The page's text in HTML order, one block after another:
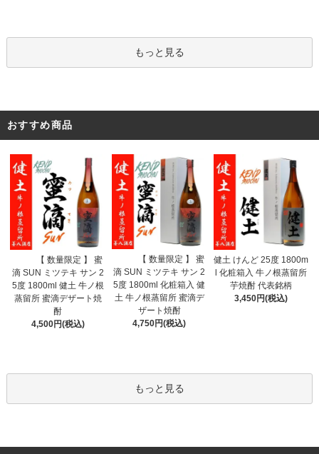
もっと見る
おすすめ商品
【 数量限定 】 蜜
滴 SUN ミツテキ サン 2
5度 1800ml 健土 牛ノ根
蒸留所 蜜滴デザート焼
酎
4,500円(税込)
【 数量限定 】 蜜
滴 SUN ミツテキ サン 2
5度 1800ml 化粧箱入 健
土 牛ノ根蒸留所 蜜滴デ
ザート焼酎
4,750円(税込)
健土 けんど 25度 1800m
l 化粧箱入 牛ノ根蒸留所
芋焼酎 代表銘柄
3,450円(税込)
もっと見る